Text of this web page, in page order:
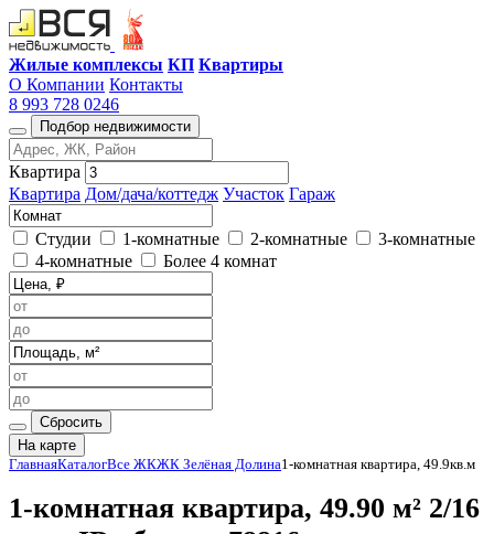
Жилые комплексы КП Квартиры
О Компании Контакты
8 993 728 0246
Подбор недвижимости
Квартира
Квартира Дом/дача/коттедж Участок Гараж
Студии 1-комнатные 2-комнатные
3-комнатные
4-комнатные
Более 4 комнат
Сбросить
На карте